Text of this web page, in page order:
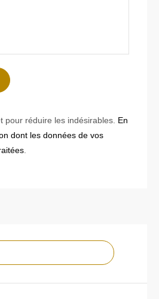
pour réduire les indésirables. En
dont les données de vos